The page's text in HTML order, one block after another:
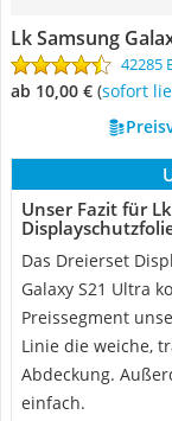
Lk Samsung
42285
ab 10,00 € ( Sofort
Unser Fazit für
Das Dreierset
Galaxy S21 Ultra
Preissegment
Linie die weiche,
Abdeckung.
einfach.